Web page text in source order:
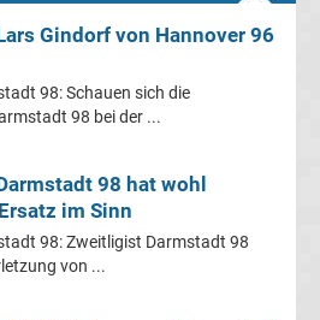
Gindorf von Hannover 96
98: Schauen sich die
98 bei der ...
98 hat wohl
im Sinn
98: Zweitligist Darmstadt 98
von ...